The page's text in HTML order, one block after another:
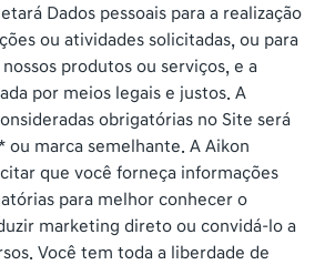
Dados pessoais para a realização
ou atividades solicitadas, ou para
produtos ou serviços, e a
por meios legais e justos. A
obrigatórias no Site será
ou marca semelhante. A Aikon
que você forneça informações
para melhor conhecer o
marketing direto ou convidá-lo a
Você tem toda a liberdade de